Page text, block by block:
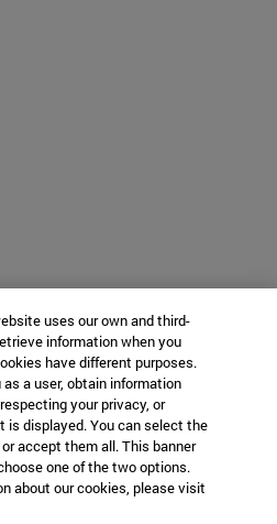
uses our own and third-
information when you
have different purposes.
a user, obtain information
your privacy, or
is displayed. You can select the
accept them all. This banner
one of the two options.
about our cookies, please visit